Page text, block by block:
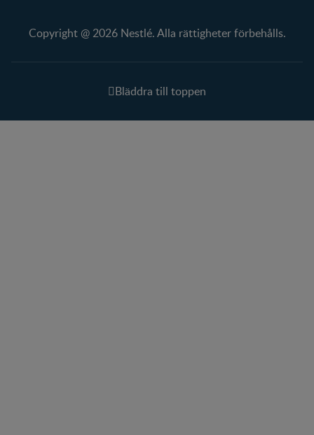
Copyright @ 2026 Nestlé. Alla rättigheter förbehålls.
Bläddra till toppen